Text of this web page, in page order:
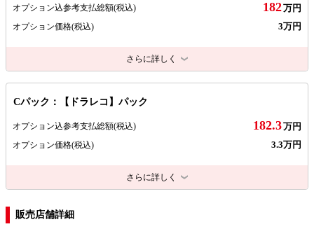
オプション込参考支払総額(税込) 182万円
オプション価格(税込) 3万円
さらに詳しく
Cパック：【ドラレコ】パック
オプション込参考支払総額(税込) 182.3万円
オプション価格(税込) 3.3万円
さらに詳しく
販売店舗詳細